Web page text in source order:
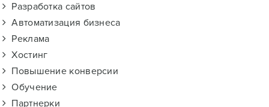
Разработка сайтов
Автоматизация бизнеса
Реклама
Хостинг
Повышение конверсии
Обучение
Партнерки